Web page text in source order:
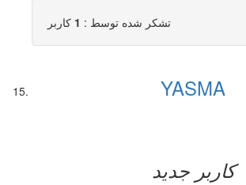
تشکر شده توسط : 1 کاربر
YASMA
کاربر جدید